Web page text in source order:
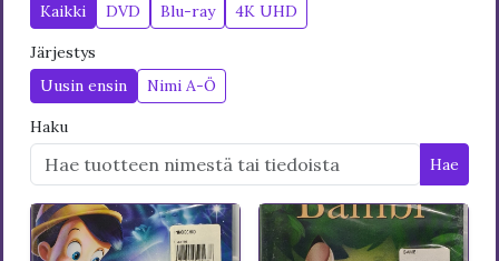
Kaikki
DVD Blu-ray 4K UHD
Järjestys
Uusin ensin
Nimi A-Ö
Haku
Hae